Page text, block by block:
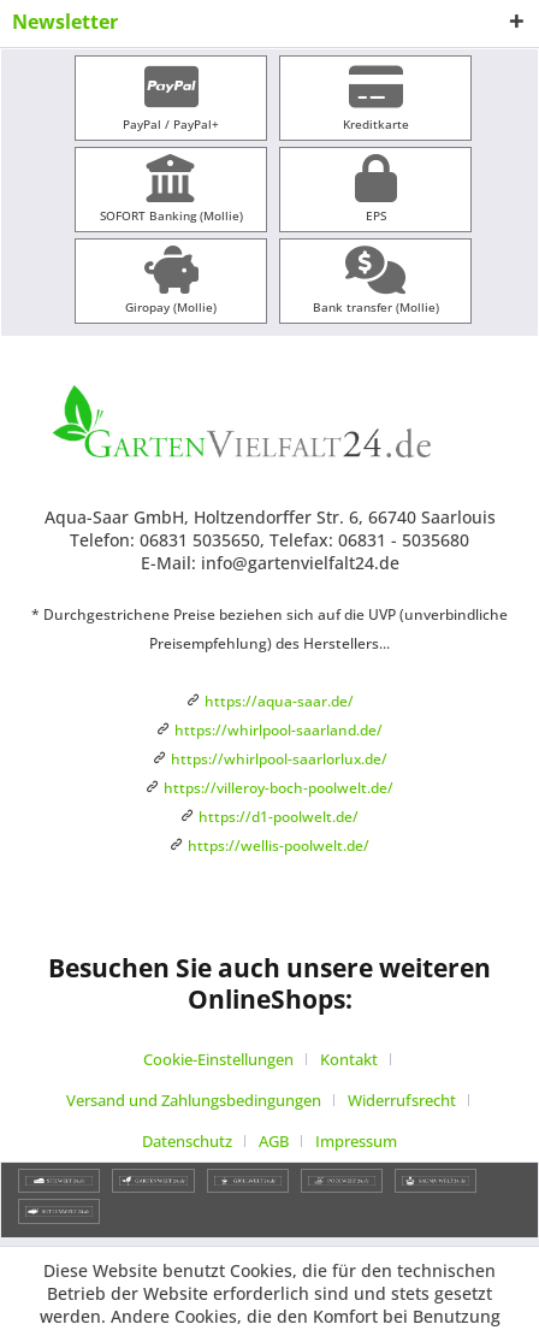
Newsletter
PayPal / PayPal+ Kreditkarte
SOFORT Banking (Mollie) EPS
Giropay (Mollie) Bank transfer (Mollie)
Aqua-Saar GmbH, Holtzendorffer Str. 6, 66740 Saarlouis
Telefon: 06831 5035650, Telefax: 06831 - 5035680
E-Mail: info@gartenvielfalt24.de
* Durchgestrichene Preise beziehen sich auf die UVP (unverbindliche
Preisempfehlung) des Herstellers...
https://aqua-saar.de/
https://whirlpool-saarland.de/
https://whirlpool-saarlorlux.de/
https://villeroy-boch-poolwelt.de/
https://d1-poolwelt.de/
https://wellis-poolwelt.de/
Besuchen Sie auch unsere weiteren
OnlineShops:
Cookie-Einstellungen
Kontakt
Versand und Zahlungsbedingungen
Widerrufsrecht
Datenschutz
AGB Impressum
Diese Website benutzt Cookies, die für den technischen
Betrieb der Website erforderlich sind und stets gesetzt
werden. Andere Cookies, die den Komfort bei Benutzung